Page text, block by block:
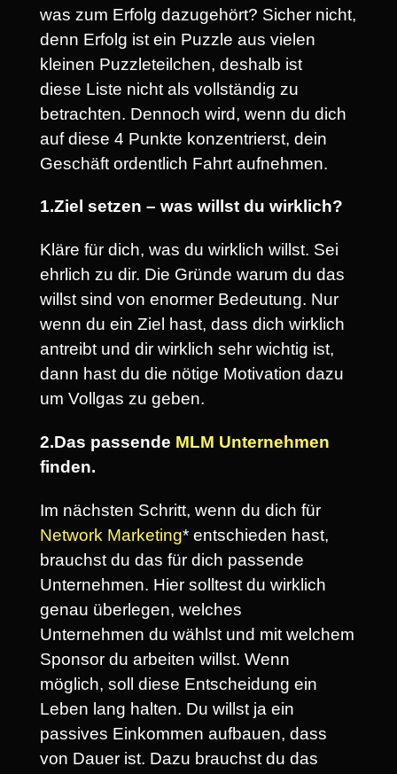
was zum Erfolg dazugehört? Sicher nicht,
denn Erfolg ist ein Puzzle aus vielen
kleinen Puzzleteilchen, deshalb ist
diese Liste nicht als vollständig zu
betrachten. Dennoch wird, wenn du dich
auf diese 4 Punkte konzentrierst, dein
Geschäft ordentlich Fahrt aufnehmen.
1.Ziel setzen – was willst du wirklich?
Kläre für dich, was du wirklich willst. Sei
ehrlich zu dir. Die Gründe warum du das
willst sind von enormer Bedeutung. Nur
wenn du ein Ziel hast, dass dich wirklich
antreibt und dir wirklich sehr wichtig ist,
dann hast du die nötige Motivation dazu
um Vollgas zu geben.
2.Das passende MLM Unternehmen
finden.
Im nächsten Schritt, wenn du dich für
Network Marketing* entschieden hast,
brauchst du das für dich passende
Unternehmen. Hier solltest du wirklich
genau überlegen, welches
Unternehmen du wählst und mit welchem
Sponsor du arbeiten willst. Wenn
möglich, soll diese Entscheidung ein
Leben lang halten. Du willst ja ein
passives Einkommen aufbauen, dass
von Dauer ist. Dazu brauchst du das